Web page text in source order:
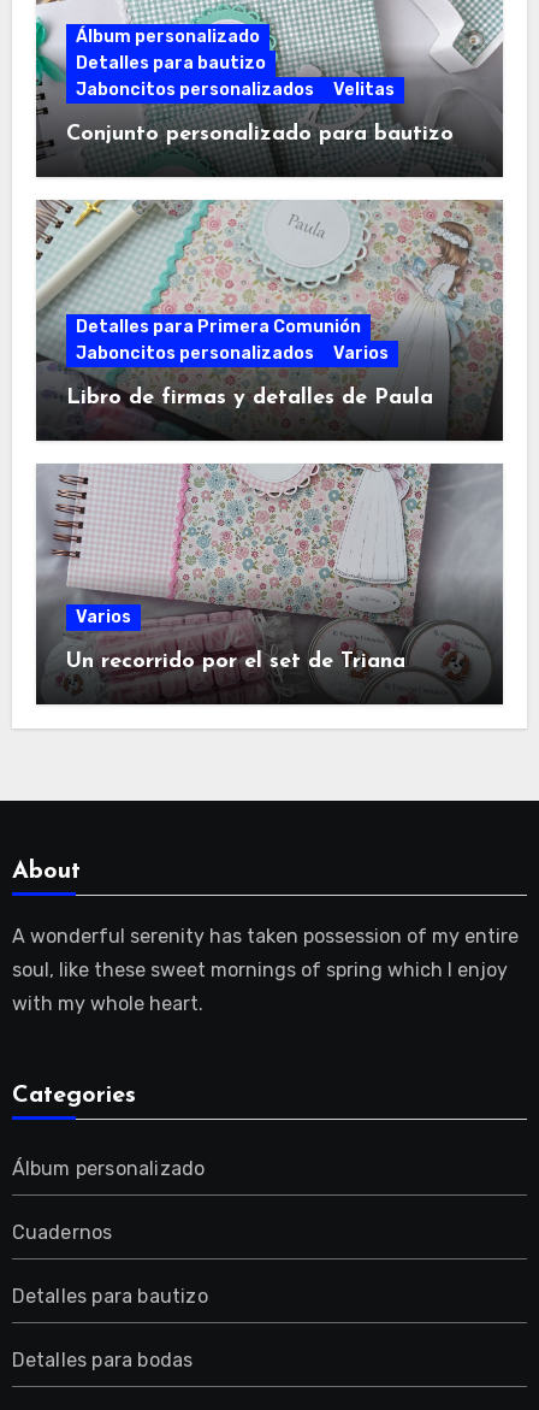
Álbum personalizado
Detalles para bautizo
Jaboncitos personalizados
Velitas
Conjunto personalizado para bautizo
Detalles para Primera Comunión
Jaboncitos personalizados
Varios
Libro de firmas y detalles de Paula
Varios
Un recorrido por el set de Triana
About
A wonderful serenity has taken possession of my entire
soul, like these sweet mornings of spring which I enjoy
with my whole heart.
Categories
Álbum personalizado
Cuadernos
Detalles para bautizo
Detalles para bodas